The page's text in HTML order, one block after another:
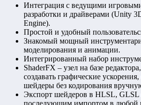
Интеграция с ведущими
разработки и драйверами (Unity
Engine).
Простой и удобный
Знакомый мощный
моделирования и анимации.
Интегрированный набор
ShaderFX – узел на базе
создавать графические
шейдеры без кодирования
Экспорт шейдеров в HLSL,
последующим импортом в любой